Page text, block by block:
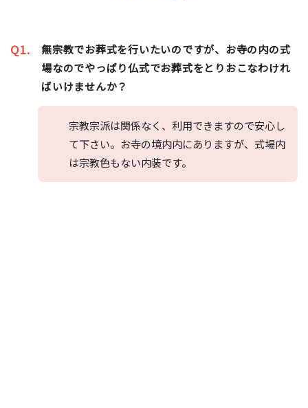
Q1.
無宗教でお葬式を行いたいのですが、お寺の内の式
場なのでやっぱり仏式でお葬式をとりおこなわけれ
ばいけませんか？
宗教宗派は関係なく、利用できますので安心し
て下さい。お寺の境内内にありますが、式場内
は宗教色もない内装です。